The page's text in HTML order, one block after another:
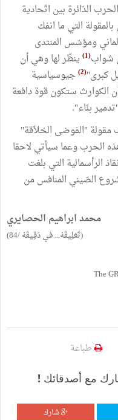
الدّائرة بين اتّحادية
التي ما انفك
ومؤسّس المنتدى
شواب(1)
ينظّر لها وهي أن
كبرى"(2)
جيوسياسية
الكوارث ستكون قوة دافعة
بنّاء".
مقولة "الفوضى الخلاّقة"
الحرب وعما سيأتي لاحقا
الرأسمالية التي بلغت
الصّيني المنافس من
محمد ابراهيم الحصايري
(تَعْلِيقَهْ... في دَقِيقَهْ /84)
طباعة
مع أصدقائك !
شارك